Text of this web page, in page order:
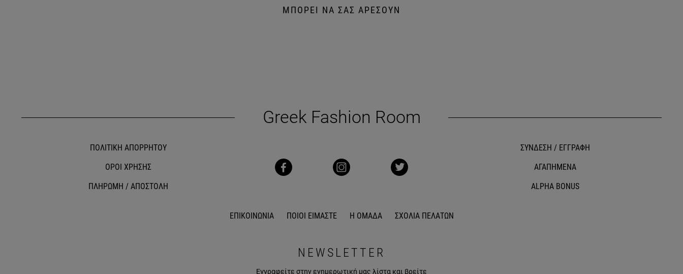
ΜΠΟΡΕΙ ΝΑ ΣΑΣ ΑΡΕΣΟΥΝ
ΠΟΛΙΤΙΚΗ ΑΠΟΡΡΗΤΟΥ
ΟΡΟΙ ΧΡΗΣΗΣ
ΠΛΗΡΩΜΗ / ΑΠΟΣΤΟΛΗ
Greek Fashion Room
ΣΥΝΔΕΣΗ / ΕΓΓΡΑΦΗ
ΑΓΑΠΗΜΕΝΑ
ALPHA BONUS
ΕΠΙΚΟΙΝΩΝΙΑ ΠΟΙΟΙ ΕΙΜΑΣΤΕ Η ΟΜΑΔΑ ΣΧΟΛΙΑ ΠΕΛΑΤΩΝ
NEWSLETTER
Εγγραφείτε στην ενημερωτική μας λίστα και βρείτε